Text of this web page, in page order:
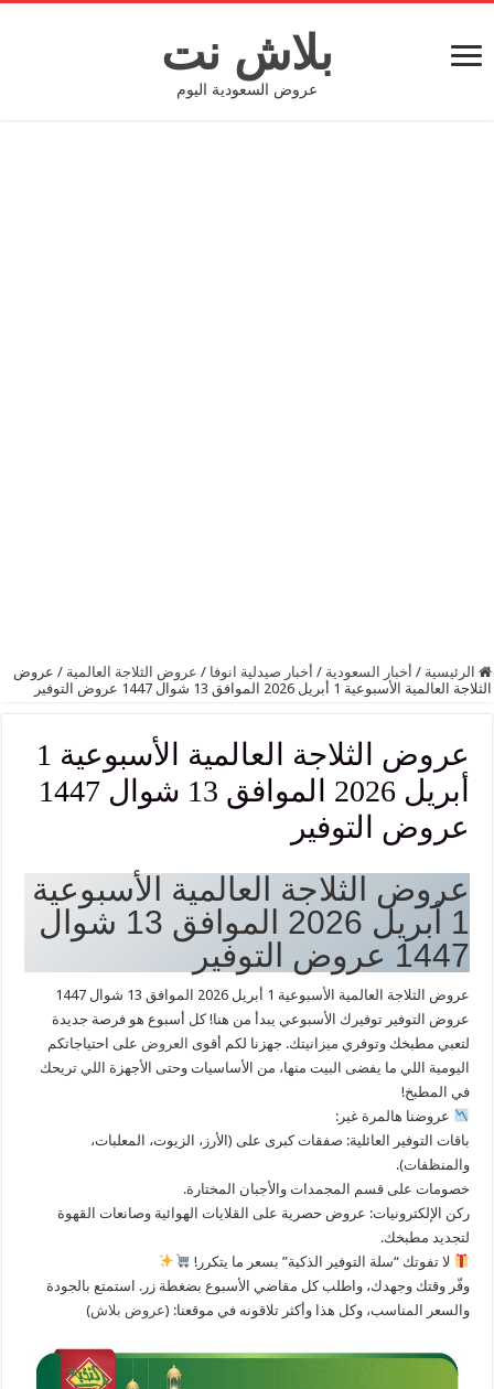
بلاش نت
عروض السعودية اليوم
الرئيسية / أخبار السعودية / أخبار صيدلية انوفا / عروض الثلاجة العالمية / عروض
الثلاجة العالمية الأسبوعية 1 أبريل 2026 الموافق 13 شوال 1447 عروض التوفير
عروض الثلاجة العالمية الأسبوعية 1
أبريل 2026 الموافق 13 شوال 1447
عروض التوفير
عروض الثلاجة العالمية الأسبوعية
1 أبريل 2026 الموافق 13 شوال
1447 عروض التوفير
عروض الثلاجة العالمية الأسبوعية 1 أبريل 2026 الموافق 13 شوال 1447
عروض التوفير توفيرك الأسبوعي يبدأ من هنا! ​كل أسبوع هو فرصة جديدة
لتعبي مطبخك وتوفري ميزانيتك. جهزنا لكم أقوى العروض على احتياجاتكم
اليومية اللي ما يفضى البيت منها، من الأساسيات وحتى الأجهزة اللي تريحك
في المطبخ!
عروضنا هالمرة غير:
​باقات التوفير العائلية: صفقات كبرى على (الأرز، الزيوت، المعلبات،
والمنظفات).
​خصومات على قسم المجمدات والأجبان المختارة.
​ركن الإلكترونيات: عروض حصرية على القلايات الهوائية وصانعات القهوة
لتجديد مطبخك.
لا تفوتك “سلة التوفير الذكية” بسعر ما يتكرر!
​وفّر وقتك وجهدك، واطلب كل مقاضي الأسبوع بضغطة زر. استمتع بالجودة
والسعر المناسب، وكل هذا وأكثر تلاقونه في موقعنا: (عروض بلاش)